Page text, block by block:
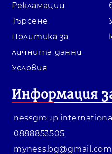
Рекламации
Търсене
Политика за
личните данни
Условия
Информация
0888853505
myness.bg@gmail.com